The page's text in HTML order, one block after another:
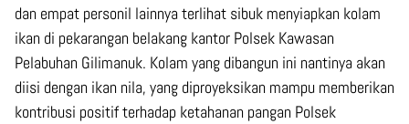
dan empat personil lainnya terlihat sibuk menyiapkan kolam
ikan di pekarangan belakang kantor Polsek Kawasan
Pelabuhan Gilimanuk. Kolam yang dibangun ini nantinya akan
diisi dengan ikan nila, yang diproyeksikan mampu memberikan
kontribusi positif terhadap ketahanan pangan Polsek